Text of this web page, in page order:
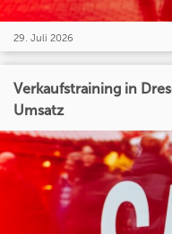
29. Juli 2026
Verkaufstraining in
Umsatz